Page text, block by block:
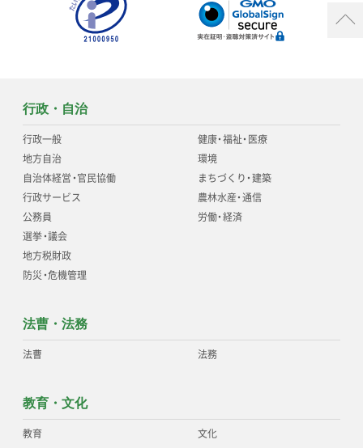
行政・自治
行政一般
地方自治
自治体経営・官民協働
行政サービス
公務員
選挙・議会
地方税財政
防災・危機管理
健康・福祉・医療
環境
まちづくり・建築
農林水産・通信
労働・経済
法曹・法務
法曹 法務
教育・文化
教育 文化